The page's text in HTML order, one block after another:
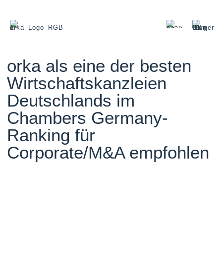
orka als eine der besten
Wirtschaftskanzleien
Deutschlands im
Chambers Germany-
Ranking für
Corporate/M&A empfohlen